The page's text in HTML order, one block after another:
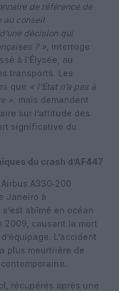
de référence de
au conseil
décision qui
? », interroge
à l’Élysée, au
transports. Les
que « l’État n’a pas à
», mais demandent
sur l’attitude des
significative du
du crash d’AF447
A330‑200
Janeiro à
s’est abîmé en océan
2009, causant la mort
L’accident
plus meurtrière de
récupérés après une